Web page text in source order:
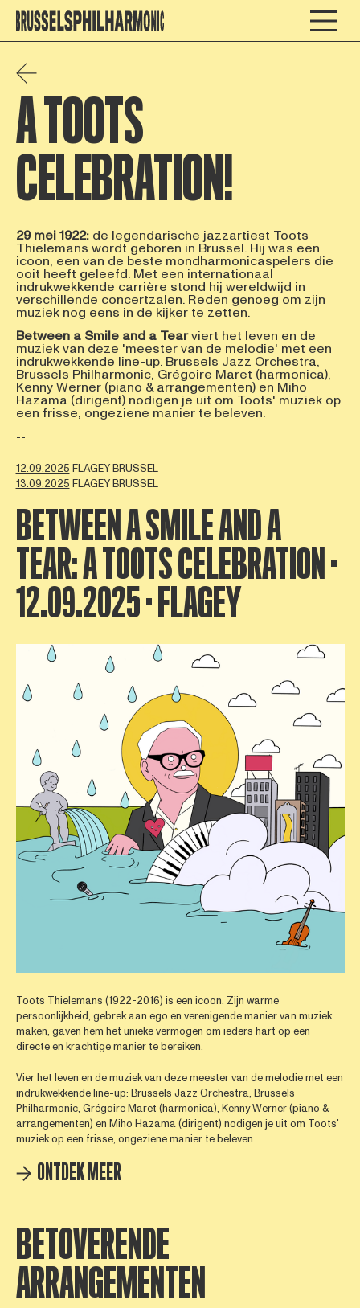
A TOOTS
CELEBRATION!
29 mei 1922:de legendarische jazzartiest Toots
Thielemans wordt geboren in Brussel. Hij was een
icoon, een van de beste mondharmonicaspelers die
ooit heeft geleefd. Met een internationaal
indrukwekkende carrière stond hij wereldwijd in
verschillende concertzalen. Reden genoeg om zijn
muziek nog eens in de kijker te zetten.
Between a Smile and a Tearviert het leven en de
muziek van deze 'meester van de melodie' met een
indrukwekkende line-up. Brussels Jazz Orchestra,
Brussels Philharmonic, Grégoire Maret (harmonica),
Kenny Werner (piano & arrangementen) en Miho
Hazama (dirigent) nodigen je uit om Toots' muziek op
een frisse, ongeziene manier te beleven.
--
12.09.2025 FLAGEY BRUSSEL
13.09.2025 FLAGEY BRUSSEL
BETWEEN A SMILE AND A
TEAR: A TOOTS CELEBRATION ·
12.09.2025 · FLAGEY
Toots Thielemans (1922-2016) is een icoon. Zijn warme
persoonlijkheid, gebrek aan ego en verenigende manier van muziek
maken, gaven hem het unieke vermogen om ieders hart op een
directe en krachtige manier te bereiken.
Vier het leven en de muziek van deze meester van de melodie met een
indrukwekkende line-up: Brussels Jazz Orchestra, Brussels
Philharmonic, Grégoire Maret (harmonica), Kenny Werner (piano &
arrangementen) en Miho Hazama (dirigent) nodigen je uit om Toots'
muziek op een frisse, ongeziene manier te beleven.
ONTDEK MEER
BETOVERENDE
ARRANGEMENTEN